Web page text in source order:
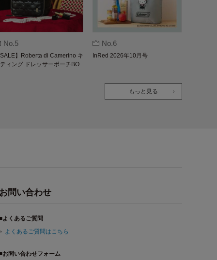
No.5
】Roberta di Camerino キ
ィング ドレッサーポーチBO
No.6
InRed 2026年10月号
もっと見る
問い合わせ
よくあるご質問
よくあるご質問はこちら
お問い合わせフォーム